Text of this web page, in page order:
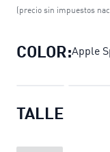
(precio sin impuestos
COLOR:Apple
TALLE